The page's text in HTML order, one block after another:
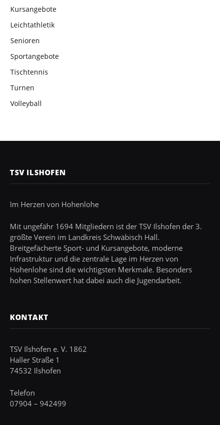
Kursangebote
Leichtathletik
Senioren
Sportangebote
Tischtennis
Turnen
Volleyball
TSV ILSHOFEN
Im Herzen von Hohenlohe
Mit ungefähr 1694 Mitgliedern ist der TSV Ilshofen der 3.
größte Verein im Landkreis Schwäbisch Hall.
Breitgefächerte Sport- und Kursangebote, moderne
Infrastruktur und die zentrale Lage im Herzen von
Hohenlohe sind die wichtigsten Merkmale. Besonders
hohen Stellenwert hat dabei auch die Jugendarbeit.
KONTAKT
TSV Ilshofen e. V. 1862
Haller Straße 1
74532 Ilshofen
Telefon
07904 – 942499